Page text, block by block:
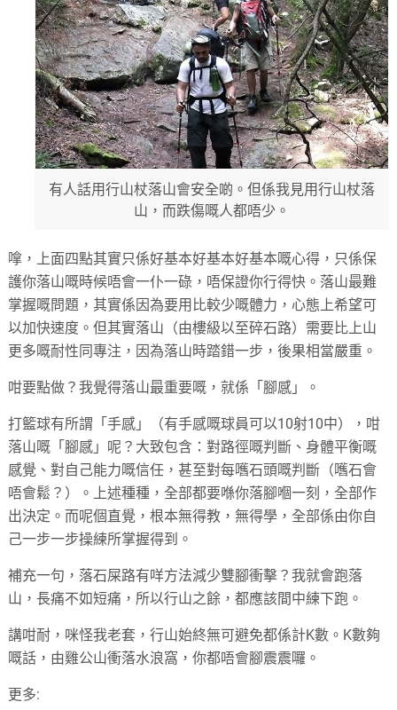
有人話用行山杖落山會安全啲。但係我見用行山杖落
山，而跌傷嘅人都唔少。
嗱，上面四點其實只係好基本好基本好基本嘅心得，只係保
護你落山嘅時候唔會一仆一碌，唔保證你行得快。落山最難
掌握嘅問題，其實係因為要用比較少嘅體力，心態上希望可
以加快速度。但其實落山（由樓級以至碎石路）需要比上山
更多嘅耐性同專注，因為落山時踏錯一步，後果相當嚴重。
咁要點做？我覺得落山最重要嘅，就係「腳感」。
打籃球有所謂「手感」（有手感嘅球員可以10射10中），咁
落山嘅「腳感」呢？大致包含：對路徑嘅判斷、身體平衡嘅
感覺、對自己能力嘅信任，甚至對每嚿石頭嘅判斷（嚿石會
唔會鬆？）。上述種種，全部都要喺你落腳嗰一刻，全部作
出決定。而呢個直覺，根本無得教，無得學，全部係由你自
己一步一步操練所掌握得到。
補充一句，落石屎路有咩方法減少雙腳衝擊？我就會跑落
山，長痛不如短痛，所以行山之餘，都應該間中練下跑。
講咁耐，咪怪我老套，行山始終無可避免都係計K數。K數夠
嘅話，由雞公山衝落水浪窩，你都唔會腳震震囉。
更多: